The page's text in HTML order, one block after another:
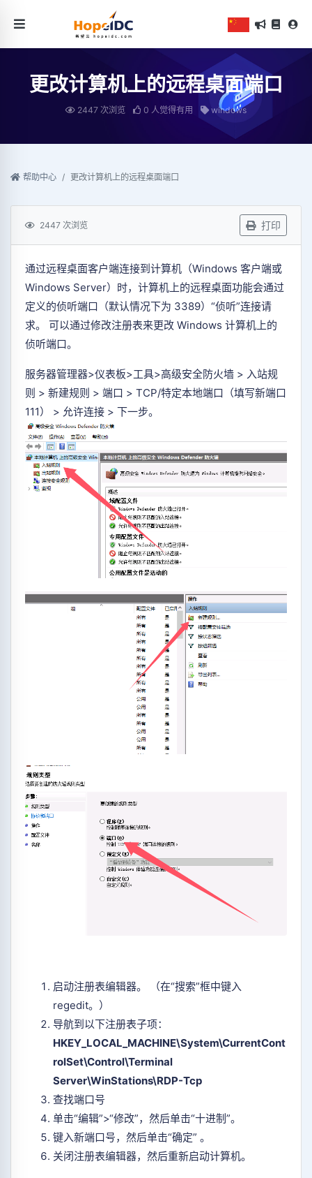
更改计算机上的远程桌面端口
2447 次浏览 0 人觉得有用 windows
帮助中心 更改计算机上的远程桌面端口
2447 次浏览 打印
通过远程桌面客户端连接到计算机（Windows 客户端或
Windows Server）时，计算机上的远程桌面功能会通过
定义的侦听端口（默认情况下为 3389）“侦听”连接请
求。 可以通过修改注册表来更改 Windows 计算机上的
侦听端口。
服务器管理器>仪表板>工具>高级安全防火墙 > 入站规
则 > 新建规则 > 端口 > TCP/特定本地端口（填写新端口
111） > 允许连接 > 下一步。
启动注册表编辑器。 （在“搜索”框中键入
regedit。）
导航到以下注册表子项：
HKEY_LOCAL_MACHINE\System\CurrentCont
rolSet\Control\Terminal
Server\WinStations\RDP-Tcp
查找端口号
单击“编辑”>“修改”，然后单击“十进制”。
键入新端口号，然后单击“确定” 。
关闭注册表编辑器，然后重新启动计算机。